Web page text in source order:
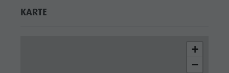
KARTE
+
−